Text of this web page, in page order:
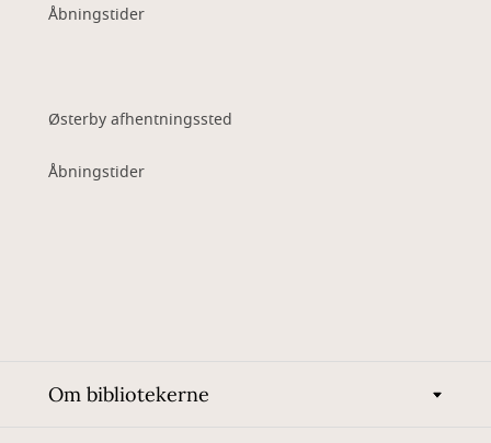
Åbningstider
Østerby afhentningssted
Åbningstider
Om bibliotekerne